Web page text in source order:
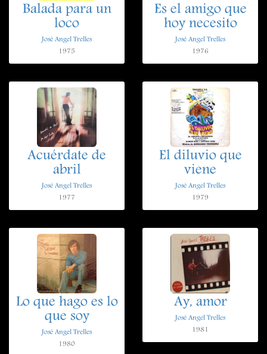
Balada para un
loco
José Angel Trelles
1975
Es el amigo que
hoy necesito
José Angel Trelles
1976
Acuérdate de
abril
José Angel Trelles
1977
El diluvio que
viene
José Angel Trelles
1979
Lo que hago es lo
que soy
José Angel Trelles
1980
Ay, amor
José Angel Trelles
1981